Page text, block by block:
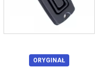
ORYGINAŁ